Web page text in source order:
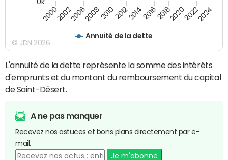
Annuité de la dette
200020022006200820102012201420162018202020222024
0k
© JDN 2026
L'annuité de la dette représente la somme des intérêts
d'emprunts et du montant du remboursement du capital
de Saint-Désert.
A ne pas manquer
Recevez nos astuces et bons plans directement par e-
mail.
Je m'abonne